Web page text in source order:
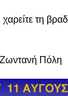
τη
Πόλη